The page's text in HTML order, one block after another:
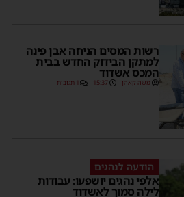
רשות המסים הניחה אבן פינה
למתקן הבידוק החדש בבית
המכס אשדוד
משה קאהן 15:37 1 תגובות
הודעה לנהגים
אלפי נהגים יושפעו: עבודות
לילה סמוך לאשדוד